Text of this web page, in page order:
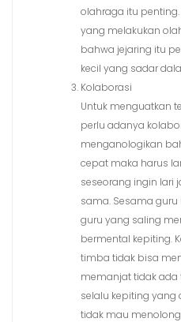
olahraga itu
yang melakukan
bahwa jejaring itu
kecil yang sadar
Kolaborasi
Untuk menguatkan
perlu adanya
menganologikan
cepat maka harus
seseorang ingin lari
sama. Sesama
guru yang saling
bermental kepiting.
timba tidak bisa
memanjat tidak
selalu kepiting yang
tidak mau